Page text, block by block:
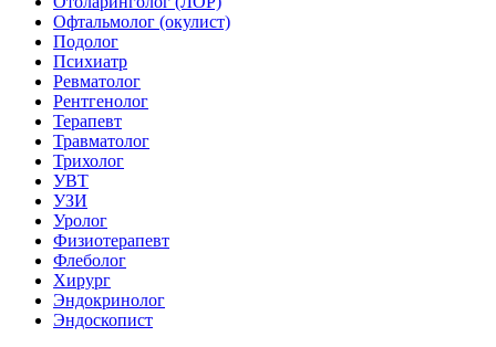
Офтальмолог (окулист)
Подолог
Психиатр
Ревматолог
Рентгенолог
Терапевт
Травматолог
Трихолог
УВТ
УЗИ
Уролог
Физиотерапевт
Флеболог
Хирург
Эндокринолог
Эндоскопист